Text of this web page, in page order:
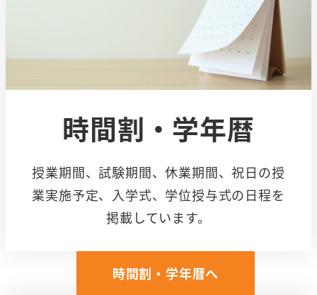
時間割・学年暦
授業期間、試験期間、休業期間、祝日の授
業実施予定、入学式、学位授与式の日程を
掲載しています。
時間割・学年暦へ